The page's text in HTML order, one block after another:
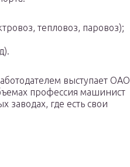
тепловоз, паровоз);
выступает ОАО
профессия машинист
заводах, где есть свои